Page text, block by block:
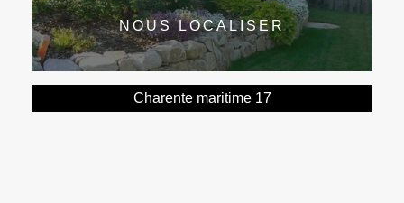
NOUS LOCALISER
Charente maritime 17